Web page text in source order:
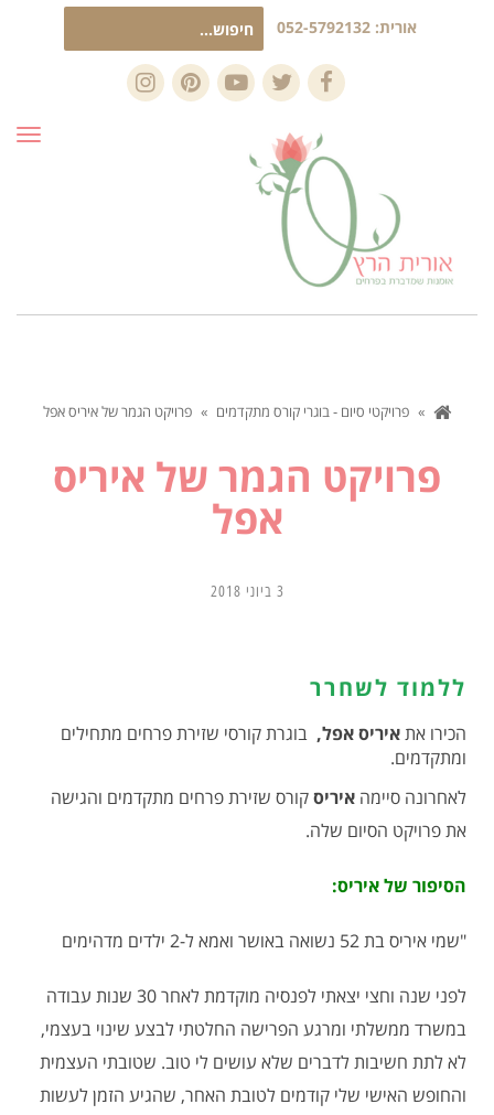
אורית: 052-5792132
עבור:
Facebook
Twitter
YouTube
Pinterest
Instagram
» פרויקטי סיום - בוגרי קורס מתקדמים » פרויקט הגמר של איריס אפל
פרויקט הגמר של איריס
אפל
3 ביוני 2018
ללמוד לשחרר
הכירו אתאיריס אפל, בוגרת קורסי שזירת פרחים מתחילים
ומתקדמים.
לאחרונה סיימה איריסקורס שזירת פרחים מתקדמים והגישה
את פרויקט הסיום שלה.
הסיפור של איריס:
"שמי איריס בת 52 נשואה באושר ואמא ל-2 ילדים מדהימים
לפני שנה וחצי יצאתי לפנסיה מוקדמת לאחר 30 שנות עבודה
במשרד ממשלתי ומרגע הפרישה החלטתי לבצע שינוי בעצמי,
לא לתת חשיבות לדברים שלא עושים לי טוב. שטובתי העצמית
והחופש האישי שלי קודמים לטובת האחר, שהגיע הזמן לעשות